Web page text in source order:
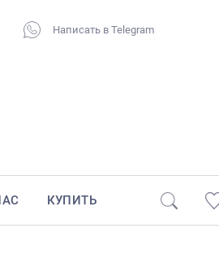
Написать в Telegram
КУПИТЬ